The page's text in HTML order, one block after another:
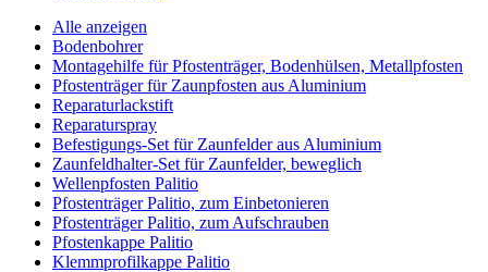
Alle anzeigen
Bodenbohrer
Montagehilfe für Pfostenträger, Bodenhülsen, Metallpfosten
Pfostenträger für Zaunpfosten aus Aluminium
Reparaturlackstift
Reparaturspray
Befestigungs-Set für Zaunfelder aus Aluminium
Zaunfeldhalter-Set für Zaunfelder, beweglich
Wellenpfosten Palitio
Pfostenträger Palitio, zum Einbetonieren
Pfostenträger Palitio, zum Aufschrauben
Pfostenkappe Palitio
Klemmprofilkappe Palitio